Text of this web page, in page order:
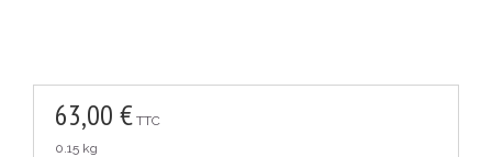
63,00 € TTC
0.15 kg